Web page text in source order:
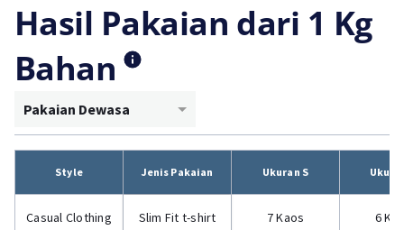
Hasil Pakaian dari 1 Kg
Bahan
Pakaian Dewasa
Style Jenis Pakaian Ukuran S
Casual Clothing Slim Fit t-shirt 7 Kaos 6